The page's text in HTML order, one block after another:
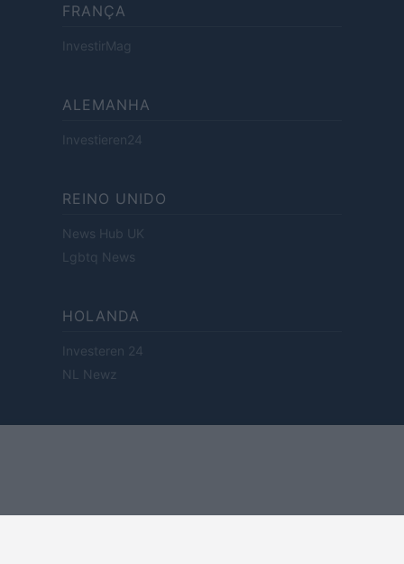
FRANÇA
InvestirMag
ALEMANHA
Investieren24
REINO UNIDO
News Hub UK
Lgbtq News
HOLANDA
Investeren 24
NL Newz